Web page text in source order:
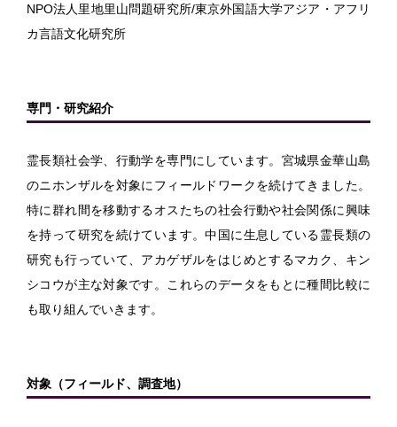
NPO法人里地里山問題研究所/東京外国語大学アジア・アフリ
カ言語文化研究所
専門・研究紹介
霊長類社会学、行動学を専門にしています。宮城県金華山島
のニホンザルを対象にフィールドワークを続けてきました。
特に群れ間を移動するオスたちの社会行動や社会関係に興味
を持って研究を続けています。中国に生息している霊長類の
研究も行っていて、アカゲザルをはじめとするマカク、キン
シコウが主な対象です。これらのデータをもとに種間比較に
も取り組んでいきます。
対象（フィールド、調査地）